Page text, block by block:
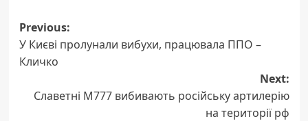
Post
navigation
Previous:
У Києві пролунали вибухи, працювала ППО –
Кличко
Next:
Славетні М777 вибивають російську артилерію
на території рф